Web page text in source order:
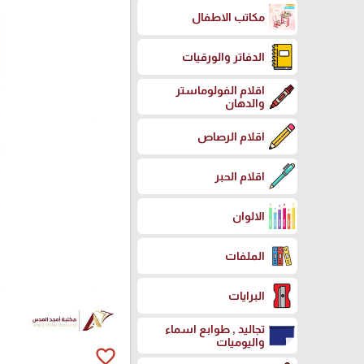
مكاتب الاطفال
الدفاتر والورقيات
اقلام الفولوماستر
والدهان
اقلام الرصاص
اقلام الحبر
الالوان
الملفات
البرايات
تجاليد , طوابع اسماء
واليوميات
favorite_border